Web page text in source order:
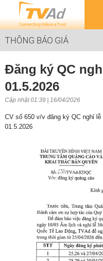
THÔNG BÁO GIÁ
Đăng ký QC
01.5.2026
Cập nhật 01:39 | 16/04/2026
CV số 650 v/v đăng ký QC nghỉ
01.5.2026